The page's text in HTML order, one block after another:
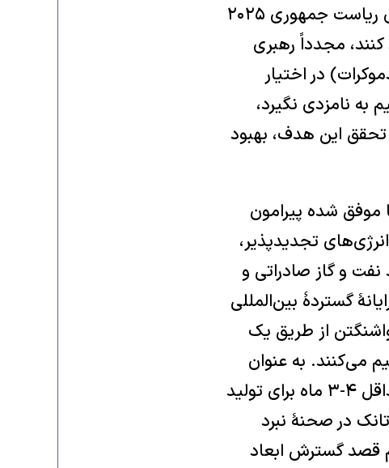
آیندۀ میلادی در همین ایام، فعالیت‌ها و انتخابات مقدماتی آمریکا برای ریاست جمهوری ۲۰۲۵
مجدداً رهبری
که هم اکنون با اکثریت محدود ده نفر (۲۲۲ به ۲۱۲ دموکرات) در اختیار
نامزدی نگیرد،
تحقق این هدف، بهبود
موفق شده پیرامون
تجدیدپذیر،
نفت و گاز صادراتی و
گستردۀ بین‌المللی
مسکو و واشنگتن از طریق یک
می‌کنند. به عنوان
مثال آمریکا قرار است ۳۱ تانک آبرامز به اوکراین بدهد ولی این اقدام حداقل ۴-۳ ماه برای تولید
کشور نسبتاً بزرگی مانند اوکراین طبعاً ۳۱ عدد تانک در صحنۀ نبرد
قصد گسترش ابعاد